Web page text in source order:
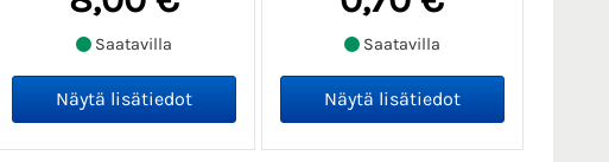
Saatavilla Saatavilla